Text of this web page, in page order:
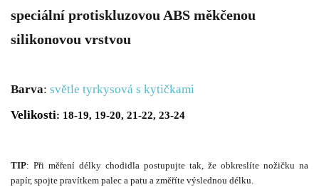
speciální protiskluzovou ABS měkčenou
silikonovou vrstvou
Barva: světle tyrkysová s kytičkami
Velikosti: 18-19, 19-20, 21-22, 23-24
TIP: Při měření délky chodidla postupujte tak, že obkreslíte nožičku na
papír, spojte pravítkem palec a patu a změříte výslednou délku.